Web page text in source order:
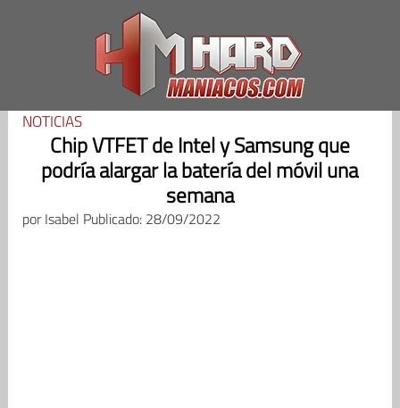
NOTICIAS
Chip VTFET de Intel y Samsung que
podría alargar la batería del móvil una
semana
porIsabel Publicado: 28/09/2022